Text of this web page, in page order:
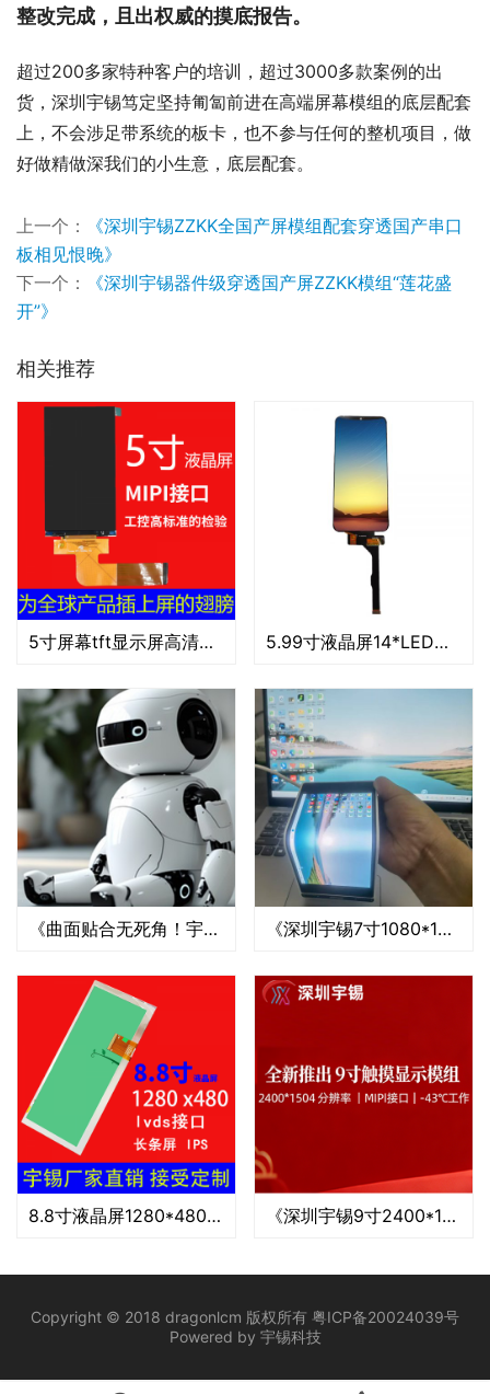
整改完成，且出权威的摸底报告。
超过200多家特种客户的培训，超过3000多款案例的出
货，深圳宇锡笃定坚持匍匐前进在高端屏幕模组的底层配套
上，不会涉足带系统的板卡，也不参与任何的整机项目，做
好做精做深我们的小生意，底层配套。
上一个：
《深圳宇锡ZZKK全国产屏模组配套穿透国产串口
板相见恨晚》
下一个：
《深圳宇锡器件级穿透国产屏ZZKK模组“莲花盛
开”》
相关推荐
5寸屏幕tft显示屏高清高亮ips液晶屏手持户外RGB电子显示器 5.99寸液晶屏14*LED驱动TD4310 4line MIPI interfaceIPS TFT-LCD
《曲面贴合无死角！宇锡助力人形机器人颜值与性能双升级》 《深圳宇锡7寸1080*1920分辨率Mipi接口Amoled屏幕总成》
8.8寸液晶屏1280*480 IPS 接口lvds 车载导航条形屏 《深圳宇锡9寸2400*1504高分辨率MIPI接口-43℃低温工作带定制触摸模组开始批量》
Copyright © 2018 dragonlcm 版权所有 粤ICP备20024039号
Powered by 宇锡科技